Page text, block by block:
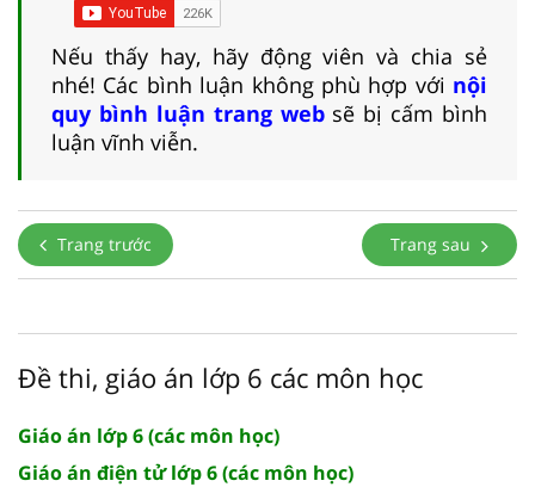
Nếu thấy hay, hãy động viên và chia sẻ
nhé! Các bình luận không phù hợp với nội
quy bình luận trang websẽ bị cấm bình
luận vĩnh viễn.
Trang trước Trang sau
Đề thi, giáo án lớp 6 các môn học
Giáo án lớp 6 (các môn học)
Giáo án điện tử lớp 6 (các môn học)